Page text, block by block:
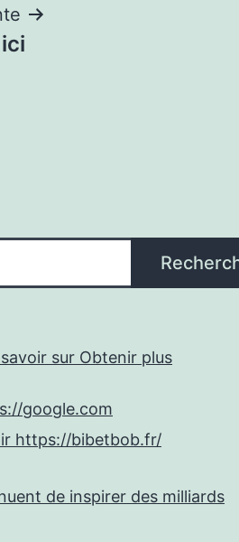
sur Obtenir plus
google.com
https://bibetbob.fr/
de inspirer des milliards